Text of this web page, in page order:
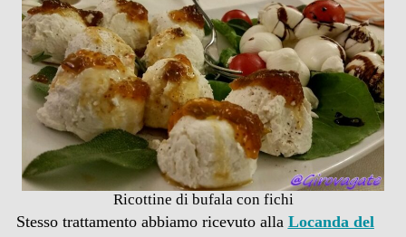
Ricottine di bufala con fichi
Stesso trattamento abbiamo ricevuto alla Locanda del